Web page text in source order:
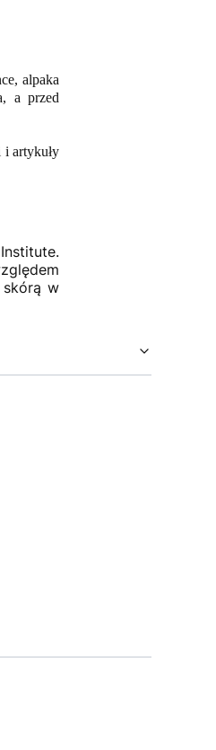
alpaka
a przed
i artykuły
w